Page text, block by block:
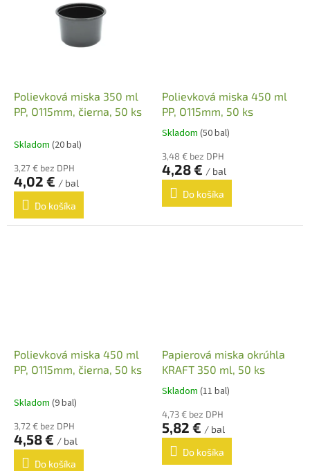
Polievková miska 350 ml
PP, O115mm, čierna, 50 ks
Skladom (20 bal)
3,27 € bez DPH
4,02 € / bal
Do košíka
Polievková miska 450 ml
PP, O115mm, 50 ks
Priemerné
produktu
je
4,0
hviezdičiek.
Skladom (50 bal)
3,48 € bez DPH
4,28 € / bal
Do košíka
Polievková miska 450 ml
PP, O115mm, čierna, 50 ks
Skladom (9 bal)
3,72 € bez DPH
4,58 € / bal
Do košíka
Papierová miska okrúhla
KRAFT 350 ml, 50 ks
Priemerné
produktu
je
5,0
Skladom (11 bal)
4,73 € bez DPH
5,82 € / bal
Do košíka